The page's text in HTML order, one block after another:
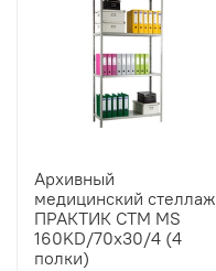
Архивный
медицинский стеллаж
ПРАКТИК СТМ MS
160KD/70х30/4 (4
полки)